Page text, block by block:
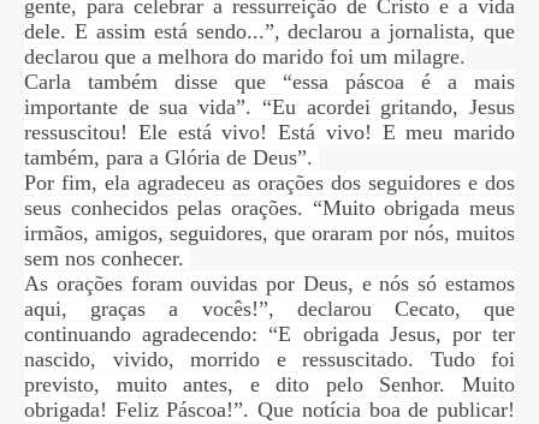
gente, para celebrar a ressurreição de Cristo e a vida
dele. E assim está sendo...”, declarou a jornalista, que
declarou que a melhora do marido foi um milagre.
Carla também disse que “essa páscoa é a mais
importante de sua vida”. “Eu acordei gritando, Jesus
ressuscitou! Ele está vivo! Está vivo! E meu marido
também, para a Glória de Deus”.
Por fim, ela agradeceu as orações dos seguidores e dos
seus conhecidos pelas orações. “Muito obrigada meus
irmãos, amigos, seguidores, que oraram por nós, muitos
sem nos conhecer.
As orações foram ouvidas por Deus, e nós só estamos
aqui, graças a vocês!”, declarou Cecato, que
continuando agradecendo: “E obrigada Jesus, por ter
nascido, vivido, morrido e ressuscitado. Tudo foi
previsto, muito antes, e dito pelo Senhor. Muito
obrigada! Feliz Páscoa!”. Que notícia boa de publicar!